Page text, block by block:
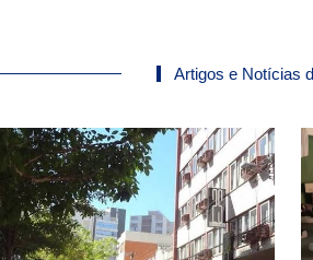
Artigos e Notícias